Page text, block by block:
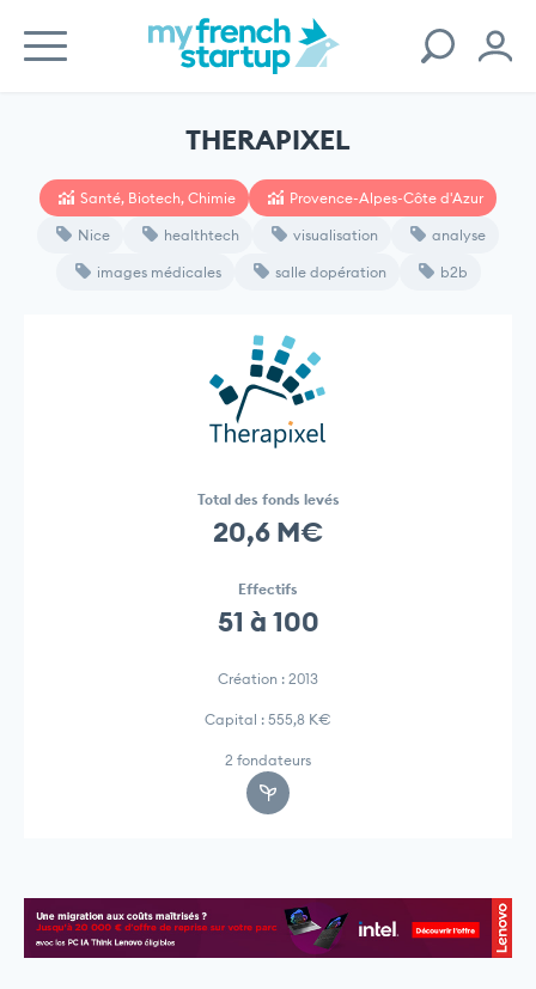
THERAPIXEL
Santé, Biotech, Chimie Provence-Alpes-Côte d'Azur
Nice healthtech visualisation analyse
images médicales salle dopération b2b
Total des fonds levés
20,6 M€
Effectifs
51 à 100
Création : 2013
Capital : 555,8 K€
2 fondateurs